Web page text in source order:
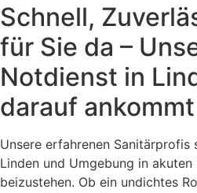
Schnell,
für Sie da –
Notdienst in
darauf ankommt
Unsere erfahrenen Sanitärprofis
Linden und Umgebung in
beizustehen. Ob ein undichtes